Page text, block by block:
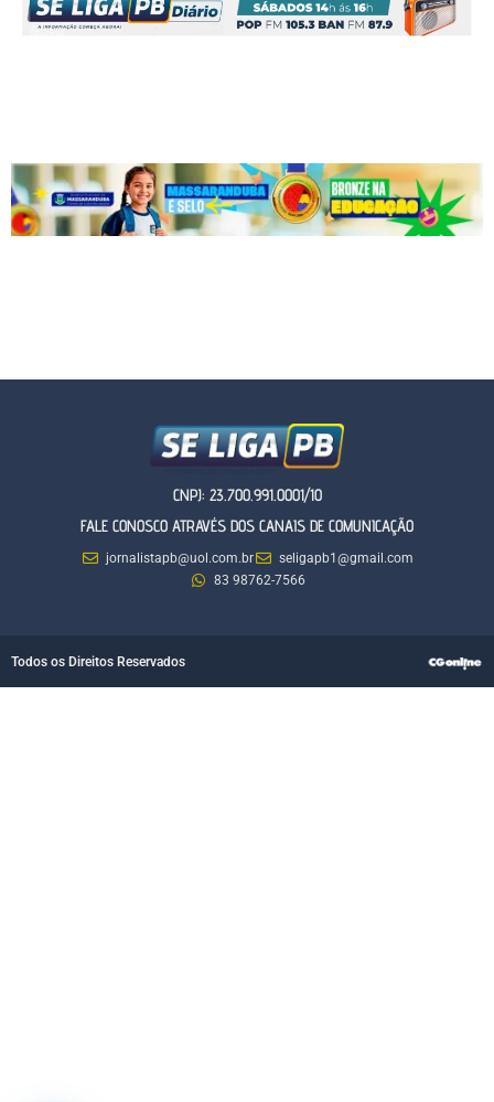
CNPJ: 23.700.991.0001/10
FALE CONOSCO ATRAVÉS DOS CANAIS DE COMUNICAÇÃO
jornalistapb@uol.com.br
seligapb1@gmail.com
83 98762-7566
Todos os Direitos Reservados